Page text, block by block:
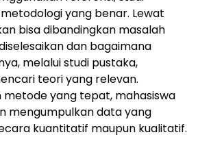
yang benar. Lewat
bisa dibandingkan masalah
dan bagaimana
melalui studi pustaka,
teori yang relevan.
metode yang tepat, mahasiswa
mengumpulkan data yang
kuantitatif maupun kualitatif.